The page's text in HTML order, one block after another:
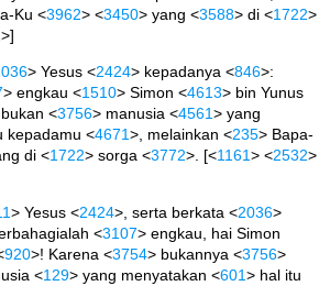
Ku <3962> <3450> yang <3588> di <1722>
>]
> Yesus <2424> kepadanya <846>:
> engkau <1510> Simon <4613> bin Yunus
<3756> manusia <4561> yang
kepadamu <4671>, melainkan <235> Bapa-
di <1722> sorga <3772>. [<1161> <2532>
> Yesus <2424>, serta berkata <2036>
<3107> engkau, hai Simon
920>! Karena <3754> bukannya <3756>
<129> yang menyatakan <601> hal itu